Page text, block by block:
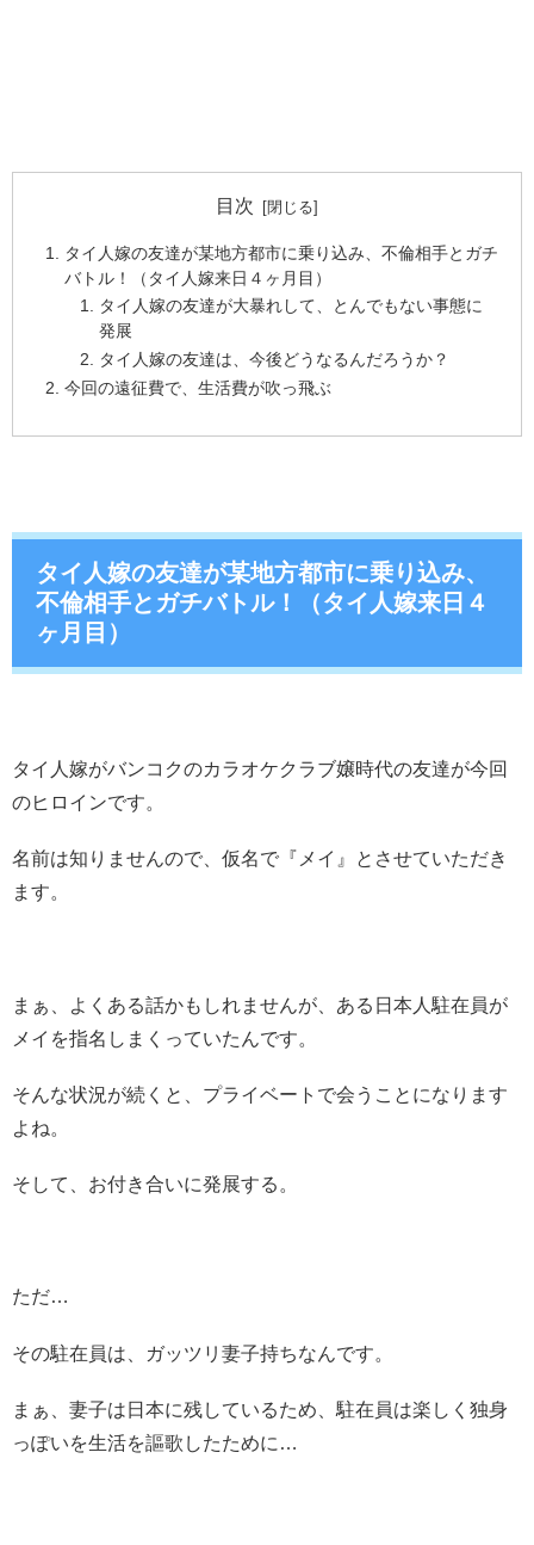
目次
タイ人嫁の友達が某地方都市に乗り込み、不倫相手とガチ
バトル！（タイ人嫁来日４ヶ月目）
タイ人嫁の友達が大暴れして、とんでもない事態に
発展
タイ人嫁の友達は、今後どうなるんだろうか？
今回の遠征費で、生活費が吹っ飛ぶ
タイ人嫁の友達が某地方都市に乗り込み、
不倫相手とガチバトル！（タイ人嫁来日４
ヶ月目）
タイ人嫁がバンコクのカラオケクラブ嬢時代の友達が今回
のヒロインです。
名前は知りませんので、仮名で『メイ』とさせていただき
ます。
まぁ、よくある話かもしれませんが、ある日本人駐在員が
メイを指名しまくっていたんです。
そんな状況が続くと、プライベートで会うことになります
よね。
そして、お付き合いに発展する。
ただ…
その駐在員は、ガッツリ妻子持ちなんです。
まぁ、妻子は日本に残しているため、駐在員は楽しく独身
っぽいを生活を謳歌したために…